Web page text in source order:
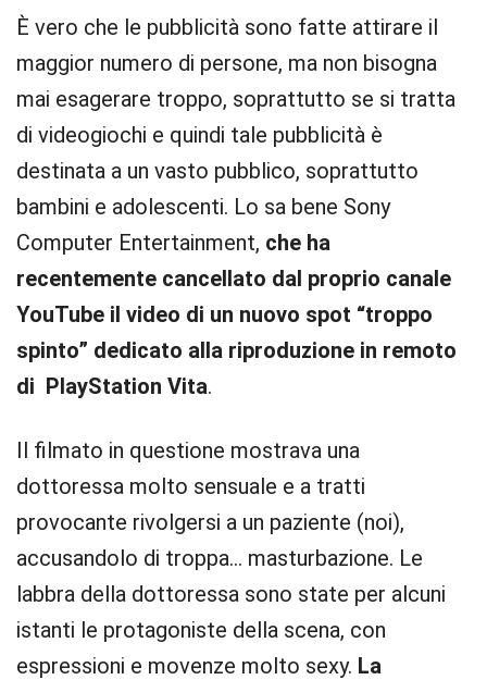
È vero che le pubblicità sono fatte attirare il
maggior numero di persone, ma non bisogna
mai esagerare troppo, soprattutto se si tratta
di videogiochi e quindi tale pubblicità è
destinata a un vasto pubblico, soprattutto
bambini e adolescenti. Lo sa bene Sony
Computer Entertainment, che ha
recentemente cancellato dal proprio canale
YouTube il video di un nuovo spot “troppo
spinto” dedicato alla riproduzione in remoto
di PlayStation Vita.
Il filmato in questione mostrava una
dottoressa molto sensuale e a tratti
provocante rivolgersi a un paziente (noi),
accusandolo di troppa… masturbazione. Le
labbra della dottoressa sono state per alcuni
istanti le protagoniste della scena, con
espressioni e movenze molto sexy. La